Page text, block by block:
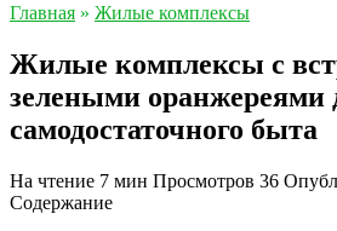
Главная » Жилые комплексы
Жилые комплексы с
зелеными оранжереями
самодостаточного быта
На чтение 7 мин Просмотров 36
Содержание